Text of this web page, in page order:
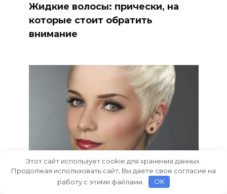
Жидкие волосы: прически, на
которые стоит обратить
внимание
Этот сайт использует cookie для хранения данных.
Продолжая использовать сайт, Вы даете свое согласие на
работу с этими файлами.
OK